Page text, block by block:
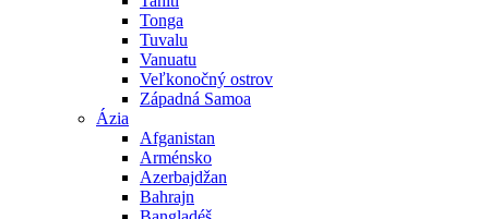
Tonga
Tuvalu
Vanuatu
Veľkonočný ostrov
Západná Samoa
Ázia
Afganistan
Arménsko
Azerbajdžan
Bahrajn